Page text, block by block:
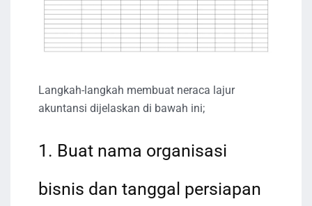
Langkah-langkah membuat neraca lajur
akuntansi dijelaskan di bawah ini;
1. Buat nama organisasi
bisnis dan tanggal persiapan